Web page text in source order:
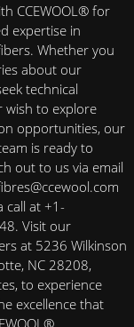
CCEWOOL® for
expertise in
Whether you
about our
technical
wish to explore
opportunities, our
is ready to
out to us via email
call at +1-
Visit our
at 5236 Wilkinson
NC 28208,
to experience
excellence that